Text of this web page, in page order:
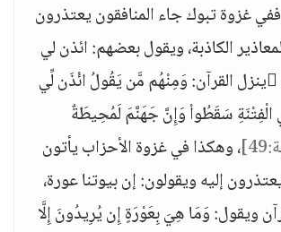
غزوة تبوك جاء المنافقون يعتذرون
الكاذبة، ويقول بعضهم: ائذن لي
ولا تفتني، فالله ينزل القرآن: وَمِنْهُم مَّن يَقُولُ ائْذَن لِّي
الْفِتْنَةِ سَقَطُواْ وَإِنَّ جَهَنَّمَ لَمُحِيطَةٌ
، وهكذا في غزوة الأحزاب يأتون
إليه ويقولون: إن بيوتنا عورة،
ويقول: وَمَا هِيَ بِعَوْرَةٍ إِن يُرِيدُونَ إِلَّا